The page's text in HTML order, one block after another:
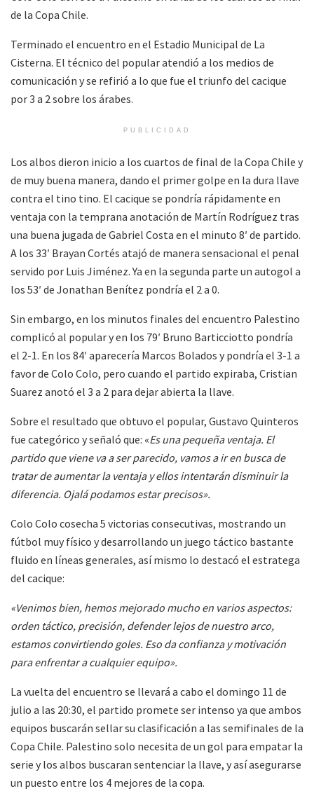
de la Copa Chile.
Terminado el encuentro en el Estadio Municipal de La
Cisterna. El técnico del popular atendió a los medios de
comunicación y se refirió a lo que fue el triunfo del cacique
por 3 a 2 sobre los árabes.
PUBLICIDAD
Los albos dieron inicio a los cuartos de final de la Copa Chile y
de muy buena manera, dando el primer golpe en la dura llave
contra el tino tino. El cacique se pondría rápidamente en
ventaja con la temprana anotación de Martín Rodríguez tras
una buena jugada de Gabriel Costa en el minuto 8′ de partido.
A los 33′ Brayan Cortés atajó de manera sensacional el penal
servido por Luis Jiménez. Ya en la segunda parte un autogol a
los 53′ de Jonathan Benítez pondría el 2 a 0.
Sin embargo, en los minutos finales del encuentro Palestino
complicó al popular y en los 79′ Bruno Barticciotto pondría
el 2-1. En los 84′ aparecería Marcos Bolados y pondría el 3-1 a
favor de Colo Colo, pero cuando el partido expiraba, Cristian
Suarez anotó el 3 a 2 para dejar abierta la llave.
Sobre el resultado que obtuvo el popular, Gustavo Quinteros
fue categórico y señaló que: «Es una pequeña ventaja. El
partido que viene va a ser parecido, vamos a ir en busca de
tratar de aumentar la ventaja y ellos intentarán disminuir la
diferencia. Ojalá podamos estar precisos».
Colo Colo cosecha 5 victorias consecutivas, mostrando un
fútbol muy físico y desarrollando un juego táctico bastante
fluido en líneas generales, así mismo lo destacó el estratega
del cacique:
«Venimos bien, hemos mejorado mucho en varios aspectos:
orden táctico, precisión, defender lejos de nuestro arco,
estamos convirtiendo goles. Eso da confianza y motivación
para enfrentar a cualquier equipo».
La vuelta del encuentro se llevará a cabo el domingo 11 de
julio a las 20:30, el partido promete ser intenso ya que ambos
equipos buscarán sellar su clasificación a las semifinales de la
Copa Chile. Palestino solo necesita de un gol para empatar la
serie y los albos buscaran sentenciar la llave, y así asegurarse
un puesto entre los 4 mejores de la copa.